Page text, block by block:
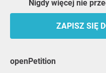
Nigdy więcej nie
ZAPISZ SIĘ
openPetition